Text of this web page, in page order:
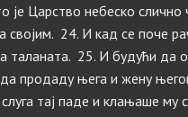
је Царство небеско
својим. 24. И кад се поче
таланата. 25. И будући да
продаду њега и жену
тај паде и клањаше му